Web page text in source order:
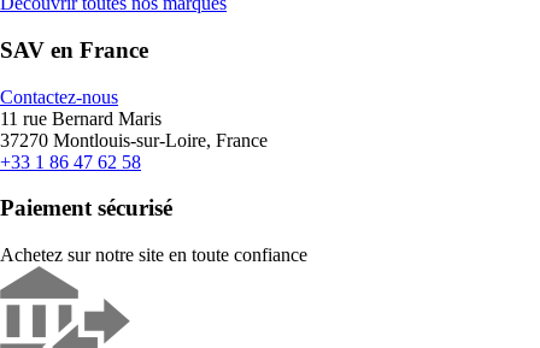
SAV en France
Contactez-nous
11 rue Bernard Maris
37270 Montlouis-sur-Loire, France
+33 1 86 47 62 58
Paiement sécurisé
Achetez sur notre site en toute confiance